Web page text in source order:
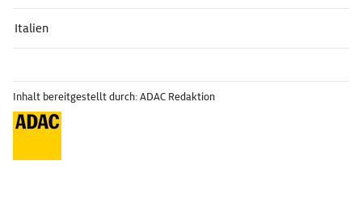
Italien
Inhalt bereitgestellt durch: ADAC Redaktion